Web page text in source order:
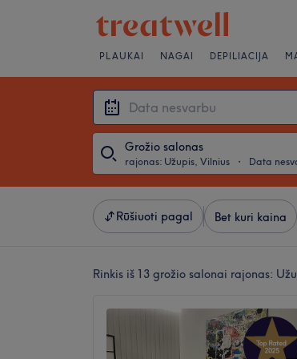
PLAUKAI NAGAI DEPILIACIJA
Grožio salonas
rajonas: Užupis, Vilnius ・ Data
Rūšiuoti pagal Bet kuri kaina
Rinkis iš 13 grožio salonai rajonas: